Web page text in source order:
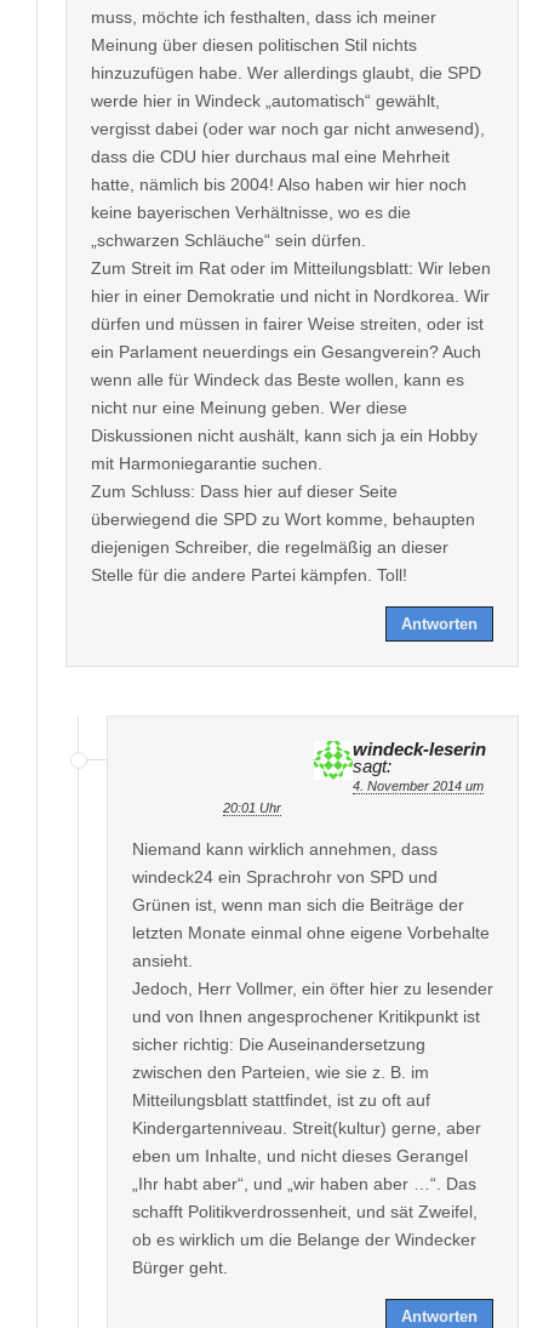
muss, möchte ich festhalten, dass ich meiner
Meinung über diesen politischen Stil nichts
hinzuzufügen habe. Wer allerdings glaubt, die SPD
werde hier in Windeck „automatisch“ gewählt,
vergisst dabei (oder war noch gar nicht anwesend),
dass die CDU hier durchaus mal eine Mehrheit
hatte, nämlich bis 2004! Also haben wir hier noch
keine bayerischen Verhältnisse, wo es die
„schwarzen Schläuche“ sein dürfen.
Zum Streit im Rat oder im Mitteilungsblatt: Wir leben
hier in einer Demokratie und nicht in Nordkorea. Wir
dürfen und müssen in fairer Weise streiten, oder ist
ein Parlament neuerdings ein Gesangverein? Auch
wenn alle für Windeck das Beste wollen, kann es
nicht nur eine Meinung geben. Wer diese
Diskussionen nicht aushält, kann sich ja ein Hobby
mit Harmoniegarantie suchen.
Zum Schluss: Dass hier auf dieser Seite
überwiegend die SPD zu Wort komme, behaupten
diejenigen Schreiber, die regelmäßig an dieser
Stelle für die andere Partei kämpfen. Toll!
Antworten
windeck-leserin
sagt:
4. November 2014 um
20:01 Uhr
Niemand kann wirklich annehmen, dass
windeck24 ein Sprachrohr von SPD und
Grünen ist, wenn man sich die Beiträge der
letzten Monate einmal ohne eigene Vorbehalte
ansieht.
Jedoch, Herr Vollmer, ein öfter hier zu lesender
und von Ihnen angesprochener Kritikpunkt ist
sicher richtig: Die Auseinandersetzung
zwischen den Parteien, wie sie z. B. im
Mitteilungsblatt stattfindet, ist zu oft auf
Kindergartenniveau. Streit(kultur) gerne, aber
eben um Inhalte, und nicht dieses Gerangel
„Ihr habt aber“, und „wir haben aber …“. Das
schafft Politikverdrossenheit, und sät Zweifel,
ob es wirklich um die Belange der Windecker
Bürger geht.
Antworten